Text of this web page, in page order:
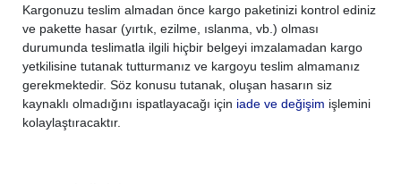
Kargonuzu teslim almadan önce kargo paketinizi kontrol ediniz
ve pakette hasar (yırtık, ezilme, ıslanma, vb.) olması
durumunda teslimatla ilgili hiçbir belgeyi imzalamadan kargo
yetkilisine tutanak tutturmanız ve kargoyu teslim almamanız
gerekmektedir. Söz konusu tutanak, oluşan hasarın siz
kaynaklı olmadığını ispatlayacağı için iade ve değişim işlemini
kolaylaştıracaktır.